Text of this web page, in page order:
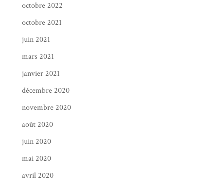
octobre 2022
octobre 2021
juin 2021
mars 2021
janvier 2021
décembre 2020
novembre 2020
août 2020
juin 2020
mai 2020
avril 2020